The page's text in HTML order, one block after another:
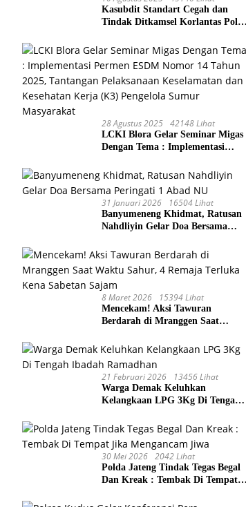
Kasubdit Standart Cegah dan
Tindak Ditkamsel Korlantas Polri
Tata Kelola Layanan
Pemeliharaan Kendaraan Dinas
Di Ditjen Pendidikan Islam
28 Agustus 2025 42148 Lihat
LCKI Blora Gelar Seminar Migas
Dengan Tema : Implementasi
2025, Tantangan Pelaksanaan
Keselamatan dan Kesehatan Kerja
(K3) Pengelola Sumur
Masyarakat
31 Januari 2026 16504 Lihat
Banyumeneng Khidmat, Ratusan
Nahdliyin Gelar Doa Bersama
8 Maret 2026 15394 Lihat
Mencekam! Aksi Tawuran
Berdarah di Mranggen Saat
Kena Sabetan Sajam
21 Februari 2026 13456 Lihat
Warga Demak Keluhkan
Kelangkaan LPG 3Kg Di Tengah
30 Mei 2026 2042 Lihat
Polda Jateng Tindak Tegas Begal
Dan Kreak : Tembak Di Tempat